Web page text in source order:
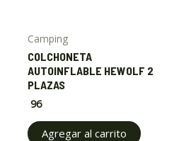
Camping
COLCHONETA
AUTOINFLABLE HEWOLF 2
PLAZAS
96
Agregar al carrito